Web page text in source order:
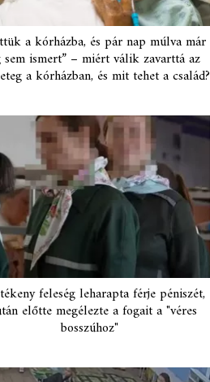
a kórházba, és pár nap múlva már
sem ismert” – miért válik zavarttá az
a kórházban, és mit tehet a család?
feleség leharapta férje péniszét,
előtte megélezte a fogait a "véres
bosszúhoz"